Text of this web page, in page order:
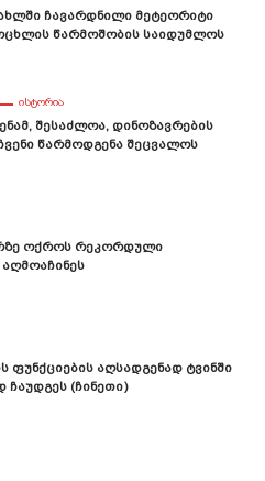
Ჩავარდნილი Მეტეორიტი
Წარმოშობის Საიდუმლოს
ᲘᲡᲢᲝᲠᲘᲐ
Შესაძლოა, Დინოზავრების
Წარმოდგენა Შეცვალოს
Ოქროს Რეკორდული
Ფუნქციების Აღსადგენად Ტვინში
Ჩაუდგეს (ჩინეთი)